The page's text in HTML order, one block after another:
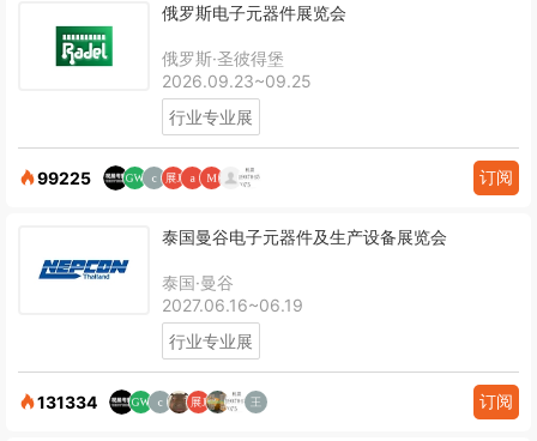
俄罗斯电子元器件展览会
俄罗斯·圣彼得堡
2026.09.23~09.25
行业专业展
99225 订阅
泰国曼谷电子元器件及生产设备展览会
泰国·曼谷
2027.06.16~06.19
行业专业展
131334 订阅